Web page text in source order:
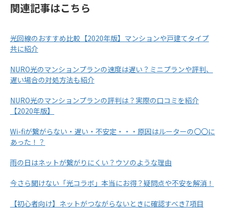
関連記事はこちら
光回線のおすすめ比較【2020年版】マンションや戸建てタイプ
共に紹介
NURO光のマンションプランの速度は遅い？ミニプランや評判、
遅い場合の対処方法も紹介
NURO光のマンションプランの評判は？実際の口コミを紹介
【2020年版】
Wi-fiが繋がらない・遅い・不安定・・・原因はルーターの〇〇に
あった！？
雨の日はネットが繋がりにくい？ウソのような理由
今さら聞けない「光コラボ」本当にお得？疑問点や不安を解消！
【初心者向け】ネットがつながらないときに確認すべき7項目